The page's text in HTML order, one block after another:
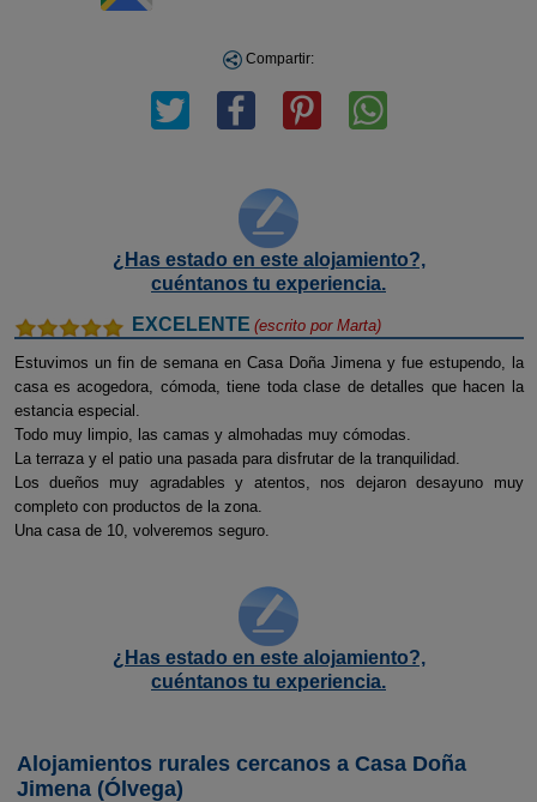
Compartir:
¿Has estado en este alojamiento?,
cuéntanos tu experiencia.
EXCELENTE (escrito por Marta)
Estuvimos un fin de semana en Casa Doña Jimena y fue estupendo, la
casa es acogedora, cómoda, tiene toda clase de detalles que hacen la
estancia especial.
Todo muy limpio, las camas y almohadas muy cómodas.
La terraza y el patio una pasada para disfrutar de la tranquilidad.
Los dueños muy agradables y atentos, nos dejaron desayuno muy
completo con productos de la zona.
Una casa de 10, volveremos seguro.
¿Has estado en este alojamiento?,
cuéntanos tu experiencia.
Alojamientos rurales cercanos a Casa Doña
Jimena (Ólvega)